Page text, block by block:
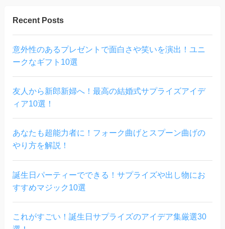
Recent Posts
意外性のあるプレゼントで面白さや笑いを演出！ユニ
ークなギフト10選
友人から新郎新婦へ！最高の結婚式サプライズアイデ
ィア10選！
あなたも超能力者に！フォーク曲げとスプーン曲げの
やり方を解説！
誕生日パーティーでできる！サプライズや出し物にお
すすめマジック10選
これがすごい！誕生日サプライズのアイデア集厳選30